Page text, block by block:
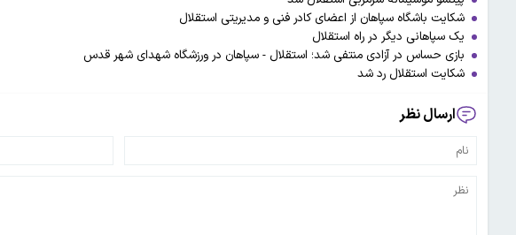
شکایت باشگاه سپاهان از اعضای کادر فنی و مدیریتی استقلال
یک سپاهانی دیگر در راه استقلال
بازی حساس در آزادی منتفی شد؛ استقلال - سپاهان در ورزشگاه شهدای شهر قدس
شکایت استقلال رد شد
ارسال نظر